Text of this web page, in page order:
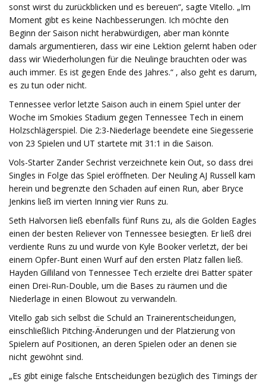
sonst wirst du zurückblicken und es bereuen“, sagte Vitello. „Im
Moment gibt es keine Nachbesserungen. Ich möchte den
Beginn der Saison nicht herabwürdigen, aber man könnte
damals argumentieren, dass wir eine Lektion gelernt haben oder
dass wir Wiederholungen für die Neulinge brauchten oder was
auch immer. Es ist gegen Ende des Jahres.“ , also geht es darum,
es zu tun oder nicht.
Tennessee verlor letzte Saison auch in einem Spiel unter der
Woche im Smokies Stadium gegen Tennessee Tech in einem
Holzschlägerspiel. Die 2:3-Niederlage beendete eine Siegesserie
von 23 Spielen und UT startete mit 31:1 in die Saison.
Vols-Starter Zander Sechrist verzeichnete kein Out, so dass drei
Singles in Folge das Spiel eröffneten. Der Neuling AJ Russell kam
herein und begrenzte den Schaden auf einen Run, aber Bryce
Jenkins ließ im vierten Inning vier Runs zu.
Seth Halvorsen ließ ebenfalls fünf Runs zu, als die Golden Eagles
einen der besten Reliever von Tennessee besiegten. Er ließ drei
verdiente Runs zu und wurde von Kyle Booker verletzt, der bei
einem Opfer-Bunt einen Wurf auf den ersten Platz fallen ließ.
Hayden Gilliland von Tennessee Tech erzielte drei Batter später
einen Drei-Run-Double, um die Bases zu räumen und die
Niederlage in einen Blowout zu verwandeln.
Vitello gab sich selbst die Schuld an Trainerentscheidungen,
einschließlich Pitching-Änderungen und der Platzierung von
Spielern auf Positionen, an deren Spielen oder an denen sie
nicht gewöhnt sind.
„Es gibt einige falsche Entscheidungen bezüglich des Timings der